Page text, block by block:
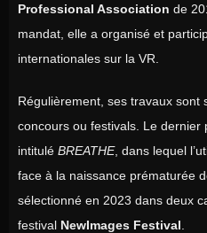
Professional Association de
mandat, elle a organisé et
internationales sur la VR.
Régulièrement, ses travaux sont
concours ou festivals. Le dernier
intitulé BREATHE, dans lequel
face à la naissance prématurée
sélectionné en 2023 dans deux
festival NewImages Festival